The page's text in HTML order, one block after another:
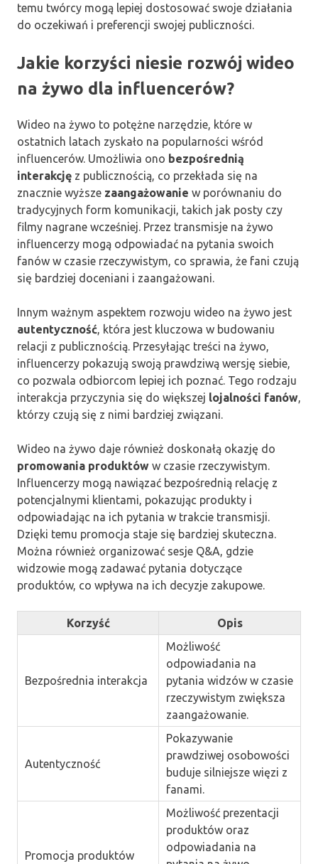
temu twórcy mogą lepiej dostosować swoje działania
do oczekiwań i preferencji swojej publiczności.
Jakie korzyści niesie rozwój wideo
na żywo dla influencerów?
Wideo na żywo to potężne narzędzie, które w
ostatnich latach zyskało na popularności wśród
influencerów. Umożliwia ono bezpośrednią
interakcję z publicznością, co przekłada się na
znacznie wyższe zaangażowanie w porównaniu do
tradycyjnych form komunikacji, takich jak posty czy
filmy nagrane wcześniej. Przez transmisje na żywo
influencerzy mogą odpowiadać na pytania swoich
fanów w czasie rzeczywistym, co sprawia, że fani czują
się bardziej doceniani i zaangażowani.
Innym ważnym aspektem rozwoju wideo na żywo jest
autentyczność , która jest kluczowa w budowaniu
relacji z publicznością. Przesyłając treści na żywo,
influencerzy pokazują swoją prawdziwą wersję siebie,
co pozwala odbiorcom lepiej ich poznać. Tego rodzaju
interakcja przyczynia się do większej lojalności fanów
którzy czują się z nimi bardziej związani.
Wideo na żywo daje również doskonałą okazję do
promowania produktów w czasie rzeczywistym.
Influencerzy mogą nawiązać bezpośrednią relację z
potencjalnymi klientami, pokazując produkty i
odpowiadając na ich pytania w trakcie transmisji.
Dzięki temu promocja staje się bardziej skuteczna.
Można również organizować sesje Q&A, gdzie
widzowie mogą zadawać pytania dotyczące
produktów, co wpływa na ich decyzje zakupowe.
Korzyść Opis
Bezpośrednia interakcja
Możliwość
odpowiadania na
pytania widzów w czasie
rzeczywistym zwiększa
zaangażowanie.
Autentyczność
Pokazywanie
prawdziwej osobowości
buduje silniejsze więzi z
fanami.
Promocja produktów
Możliwość prezentacji
produktów oraz
odpowiadania na